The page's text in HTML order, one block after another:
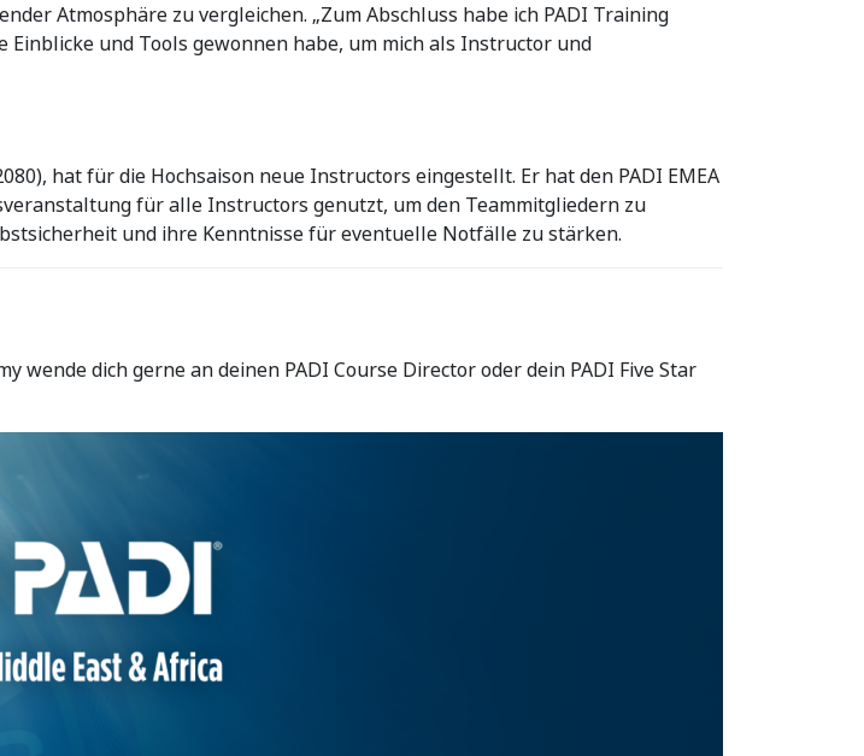
Atmosphäre zu vergleichen. „Zum Abschluss habe ich PADI Training
und Tools gewonnen habe, um mich als Instructor und
hat für die Hochsaison neue Instructors eingestellt. Er hat den PADI EMEA
für alle Instructors genutzt, um den Teammitgliedern zu
und ihre Kenntnisse für eventuelle Notfälle zu stärken.
wende dich gerne an deinen PADI Course Director oder dein PADI Five Star